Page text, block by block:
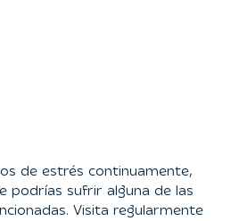
de estrés continuamente,
podrías sufrir alguna de las
Visita regularmente